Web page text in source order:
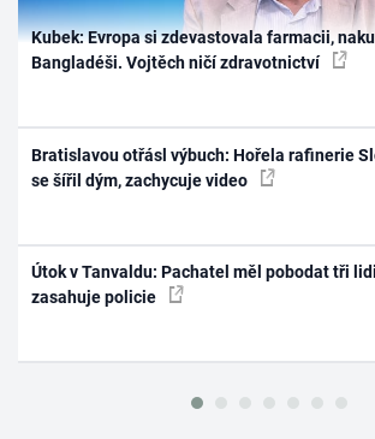
Kubek: Evropa si zdevastovala farmacii,
Bangladéši. Vojtěch ničí zdravotnictví
Bratislavou otřásl výbuch: Hořela rafinerie
se šířil dým, zachycuje video
Útok v Tanvaldu: Pachatel měl pobodat tři
zasahuje policie